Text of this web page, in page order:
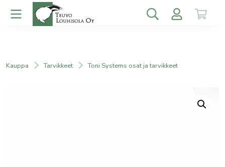
Kauppa Tarvikkeet Toni Systems osat ja tarvikkeet